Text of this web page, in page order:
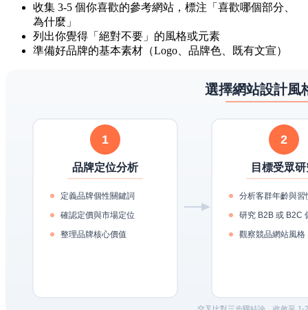
收集 3-5 個你喜歡的參考網站，標注「喜歡哪個部分、
為什麼」
列出你覺得「絕對不要」的風格或元素
準備好品牌的基本素材（Logo、品牌色、既有文宣）